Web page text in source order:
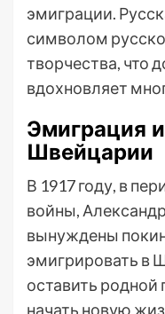
эмиграции.
символом
творчества, что
вдохновляет
Эмиграция
Швейцарии
В 1917 году, в
войны,
вынуждены
эмигрировать в
оставить родной
начать новую